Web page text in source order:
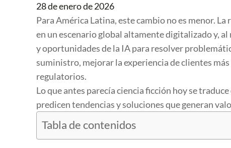
28 de enero de 2026
Para América Latina, este cambio no es menor.
en un escenario global altamente digitalizado y,
y oportunidades de la IA para resolver
suministro, mejorar la experiencia de clientes
regulatorios.
Lo que antes parecía ciencia ficción hoy se
predicen tendencias y soluciones que generan
Tabla de contenidos